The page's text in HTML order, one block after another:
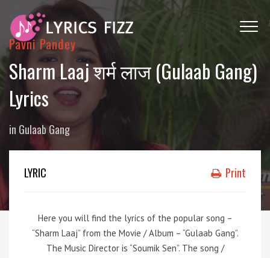
Pavni Pandey
Sharm Laaj शर्म लाज (Gulaab Gang)
Lyrics
in Gulaab Gang
LYRIC Print
Here you will find the lyrics of the popular song –
“Sharm Laaj” from the Movie / Album – “Gulaab Gang”.
The Music Director is “Soumik Sen”. The song /